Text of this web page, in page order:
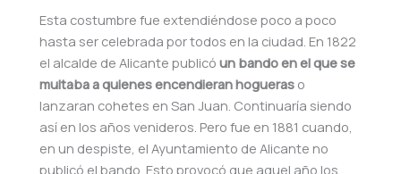
Esta costumbre fue extendiéndose poco a poco
hasta ser celebrada por todos en la ciudad. En 1822
el alcalde de Alicante publicó un bando en el que se
multaba a quienes encendieran hogueras o
lanzaran cohetes en San Juan. Continuaría siendo
así en los años venideros. Pero fue en 1881 cuando,
en un despiste, el Ayuntamiento de Alicante no
publicó el bando. Esto provocó que aquel año los